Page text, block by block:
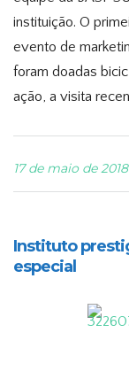
instituição. O
evento de
foram doadas
ação, a visita
17 de maio de 2018
Instituto
especial